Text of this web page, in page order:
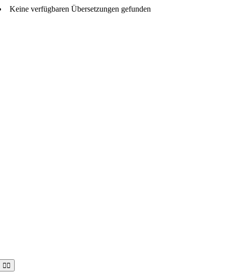
Keine verfügbaren Übersetzungen gefunden
Toggle
Navigation